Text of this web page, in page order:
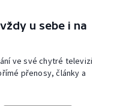
u sebe i na
ve své chytré televizi
přenosy, články a